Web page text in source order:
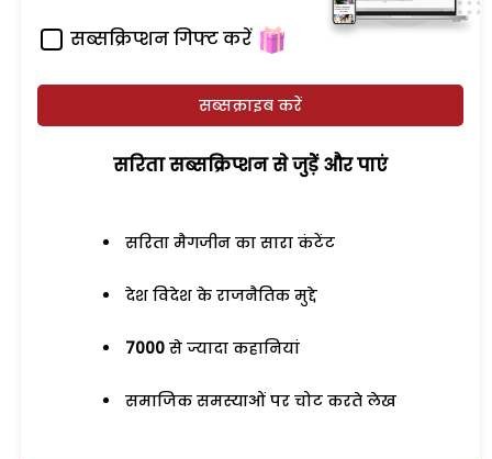
सब्सक्रिप्शन गिफ्ट करें
सब्सक्राइब करें
सरिता सब्सक्रिप्शन से जुड़ेें और पाएं
सरिता मैगजीन का सारा कंटेंट
देश विदेश के राजनैतिक मुद्दे
7000 से ज्यादा कहानियां
समाजिक समस्याओं पर चोट करते लेख